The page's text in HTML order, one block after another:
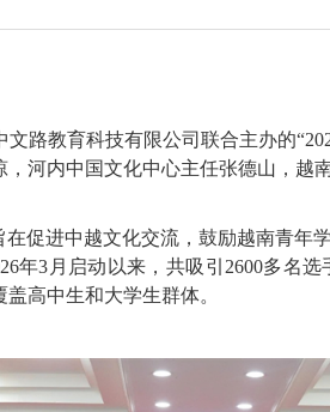
教育科技有限公司联合主办的
河内中国文化中心主任张德山，
进中越文化交流，鼓励越南青年
年3月启动以来，共吸引2600多名
高中生和大学生群体。